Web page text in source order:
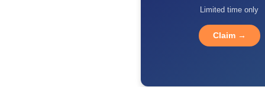
Limited time only
Claim →